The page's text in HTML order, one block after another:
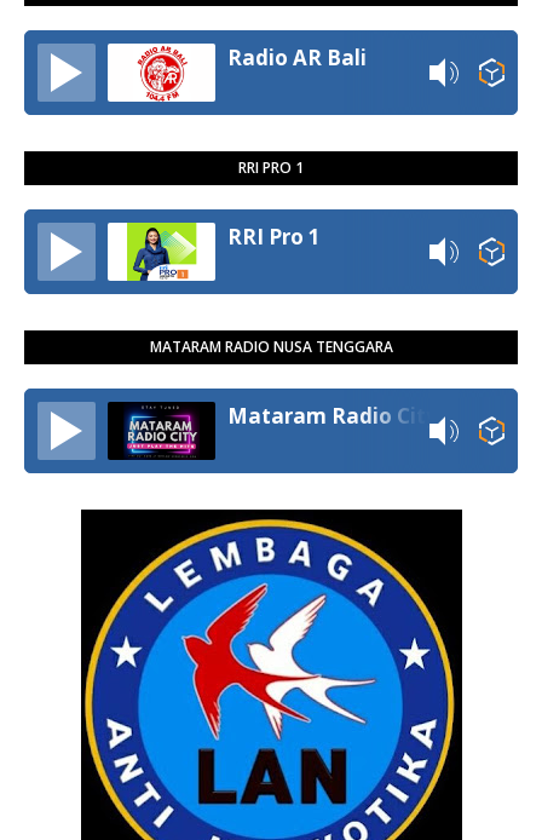
Radio AR Bali
RRI PRO 1
RRI Pro 1
MATARAM RADIO NUSA TENGGARA
Mataram Radio City